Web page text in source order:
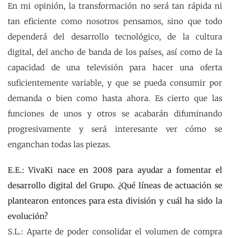
En mi opinión, la transformación no será tan rápida ni
tan eficiente como nosotros pensamos, sino que todo
dependerá del desarrollo tecnológico, de la cultura
digital, del ancho de banda de los países, así como de la
capacidad de una televisión para hacer una oferta
suficientemente variable, y que se pueda consumir por
demanda o bien como hasta ahora. Es cierto que las
funciones de unos y otros se acabarán difuminando
progresivamente y será interesante ver cómo se
enganchan todas las piezas.
E.E.: VivaKi nace en 2008 para ayudar a fomentar el
desarrollo digital del Grupo. ¿Qué líneas de actuación se
plantearon entonces para esta división y cuál ha sido la
evolución?
S.L.: Aparte de poder consolidar el volumen de compra